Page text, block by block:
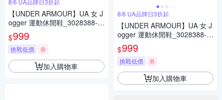
8/6 UA品牌日3折起
【UNDER ARMOUR】UA 女 J
ogger 運動休閒鞋_3028388-1
15
$999
挑戰低價 券
加入購物車
8/6 UA品牌日3折起
【UNDER ARMOUR】UA 女 J
ogger 運動休閒鞋_3028388-0
03
$999
挑戰低價 券
加入購物車